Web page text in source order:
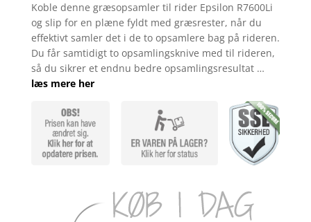
ud af 5
baseret på
kundebedø
mmelser
Koble denne græsopsamler til rider Epsilon R7600Li
og slip for en plæne fyldt med græsrester, når du
effektivt samler det i de to opsamlere bag på rideren.
Du får samtidigt to opsamlingsknive med til rideren,
så du sikrer et endnu bedre opsamlingsresultat …
læs mere her